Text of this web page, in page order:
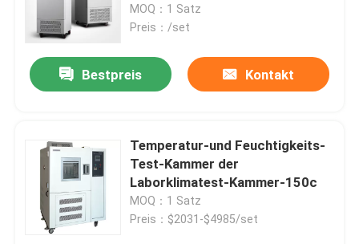
Über uns
Fabrik Tour
Kontakt
Nachrichten
1000L prüft
MOQ：1 Satz
Preis：/set
Bestpreis Kontakt
Temperatur-und Feuchtigkeits-
Test-Kammer der
Laborklimatest-Kammer-150c
MOQ：1 Satz
Preis：$2031-$4985/set